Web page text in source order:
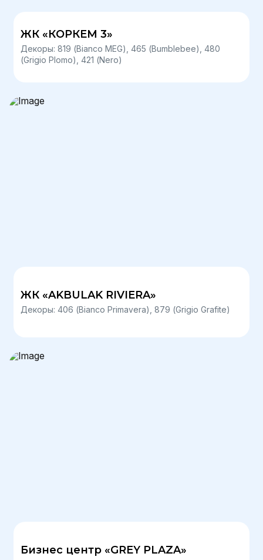
ЖК «КОРКЕМ 3»
Декоры: 819 (Bianco MEG), 465 (Bumblebee), 480
(Grigio Plomo), 421 (Nero)
ЖК «AKBULAK RIVIERA»
Декоры: 406 (Bianco Primavera), 879 (Grigio Grafite)
Бизнес центр «GREY PLAZA»